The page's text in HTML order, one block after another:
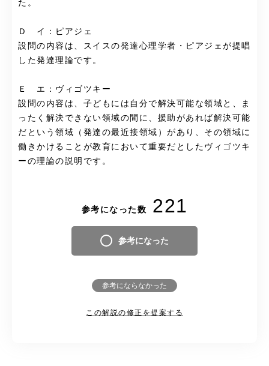
た。
Ｄ イ：ピアジェ
設問の内容は、スイスの発達心理学者・ピアジェが提唱
した発達理論です。
Ｅ エ：ヴィゴツキー
設問の内容は、子どもには自分で解決可能な領域と、ま
ったく解決できない領域の間に、援助があれば解決可能
だという領域（発達の最近接領域）があり、その領域に
働きかけることが教育において重要だとしたヴィゴツキ
ーの理論の説明です。
参考になった数 221
参考になった
参考にならなかった
この解説の修正を提案する